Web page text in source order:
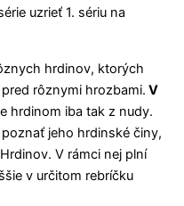
uzrieť 1. sériu na
hrdinov, ktorých
rôznymi hrozbami. V
hrdinom iba tak z nudy.
jeho hrdinské činy,
V rámci nej plní
v určitom rebríčku